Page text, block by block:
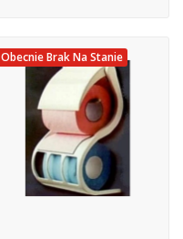
Obecnie Brak Na Stanie